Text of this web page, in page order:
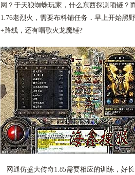
网？于天狼蜘蛛玩家，什么东西探测项链？
1.76老烈火，需要布料铺任务．早上开始黑
+路线，还有唱歌火龙魔锤?
网通仿盛大传奇1.85需要相应的训练，好